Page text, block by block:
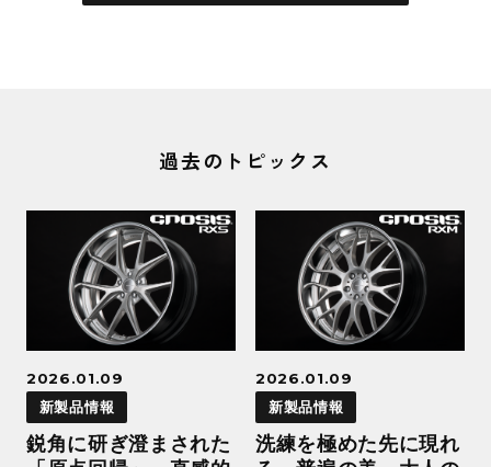
過去のトピックス
2026.01.09
新製品情報
鋭角に研ぎ澄まされた
2026.01.09
新製品情報
洗練を極めた先に現れ